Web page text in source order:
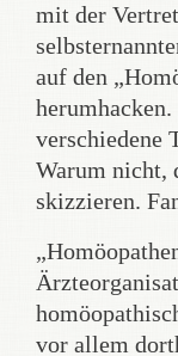
mit der
auf den
verschiedene
Warum nicht,
skizzieren.
vor allem